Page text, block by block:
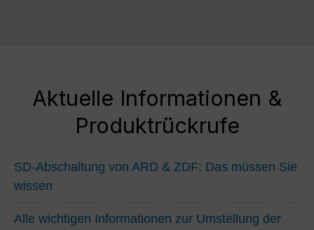
Aktuelle Informationen &
Produktrückrufe
SD-Abschaltung von ARD & ZDF: Das müssen Sie
wissen
Alle wichtigen Informationen zur Umstellung der